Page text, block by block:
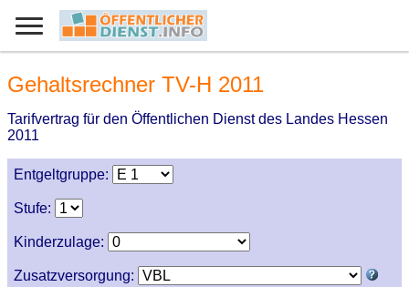
Gehaltsrechner TV-H 2011
Tarifvertrag für den Öffentlichen Dienst des Landes Hessen
2011
Entgeltgruppe:
Stufe:
Kinderzulage:
Zusatzversorgung: